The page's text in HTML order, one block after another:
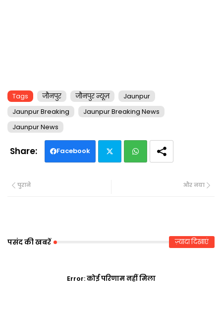
Tags जौनपुर जौनपुर न्यूज़
Jaunpur
Jaunpur Breaking
Jaunpur Breaking News
Jaunpur News
Facebook
और नया
पुराने
पसंद की खबरें ज़्यादा दिखाएं
Error:कोई परिणाम नहीं मिला